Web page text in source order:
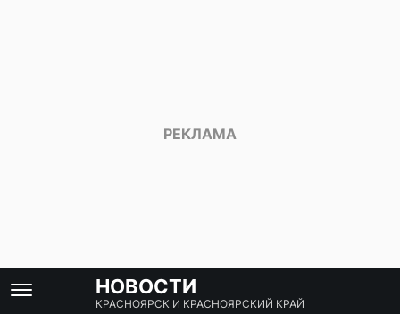
НОВОСТИ
КРАСНОЯРСК И КРАСНОЯРСКИЙ КРАЙ